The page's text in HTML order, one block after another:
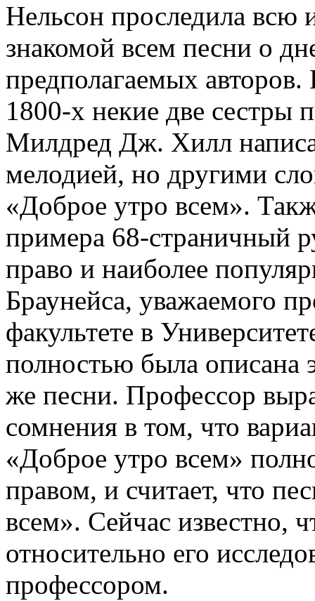
Нельсон проследила всю
знакомой всем песни о
предполагаемых авторов.
1800-х некие две
Милдред Дж. Хилл
мелодией, но другими
«Доброе утро всем».
примера 68-страничный
право и наиболее
Браунейса, уважаемого
факультете в
полностью была описана
же песни. Профессор
сомнения в том, что
«Доброе утро всем»
правом, и считает, что
всем». Сейчас известно,
относительно его
профессором.